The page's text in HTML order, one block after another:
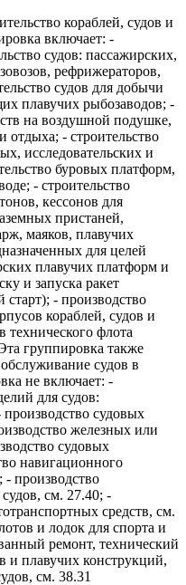
кораблей, судов и
включает: -
судов: пассажирских,
рефрижераторов,
судов для добычи
плавучих рыбозаводов; -
на воздушной подушке,
отдыха; - строительство
исследовательских и
буровых платформ,
- строительство
кессонов для
пристаней,
маяков, плавучих
для целей
плавучих платформ и
и запуска ракет
старт); - производство
кораблей, судов и
технического флота
группировка также
судов в
не включает: -
для судов:
судовых
железных или
судовых
навигационного
- производство
см. 27.40; -
средств, см.
и лодок для спорта и
ремонт, технический
и плавучих конструкций,
см. 38.31